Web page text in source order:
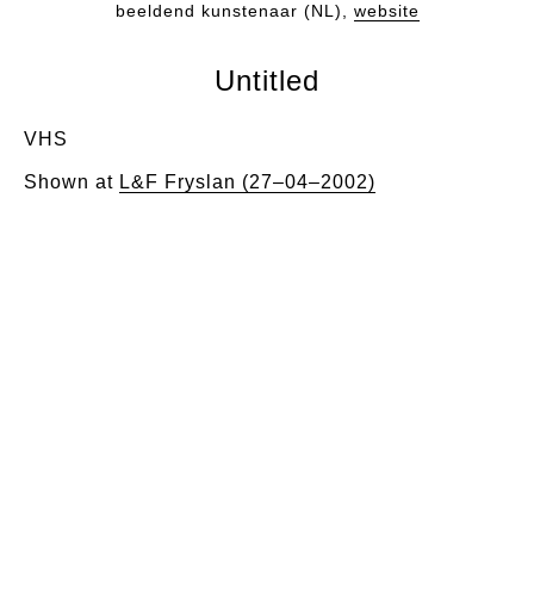
beeldend kunstenaar (NL), website
Untitled
VHS
Shown at L&F Fryslan (27–04–2002)